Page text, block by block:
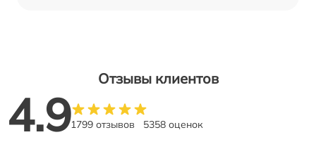
Отзывы клиентов
4.91799 отзывов 5358 оценок